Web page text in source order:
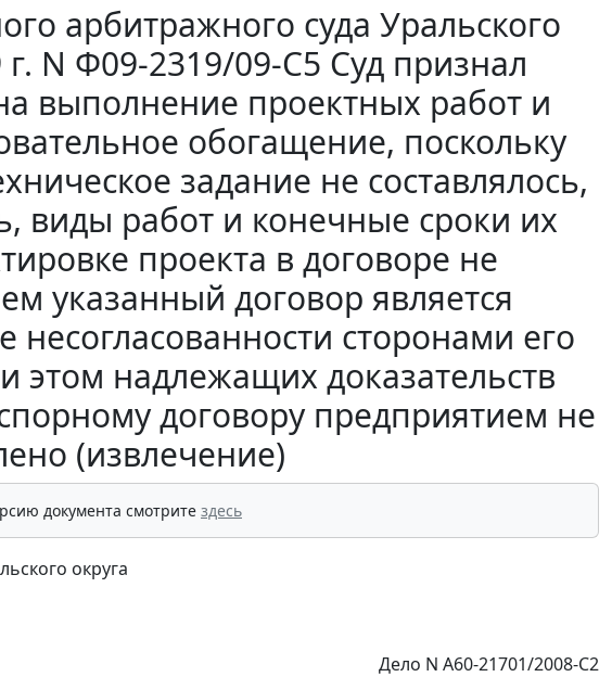
арбитражного суда Уральского
г. N Ф09-2319/09-С5 Суд признал
выполнение проектных работ и
обогащение, поскольку
задание не составлялось,
виды работ и конечные сроки их
проекта в договоре не
указанный договор является
сторонами его
этом надлежащих доказательств
договору предприятием не
(извлечение)
документа смотрите здесь
округа
Дело N А60-21701/2008-С2